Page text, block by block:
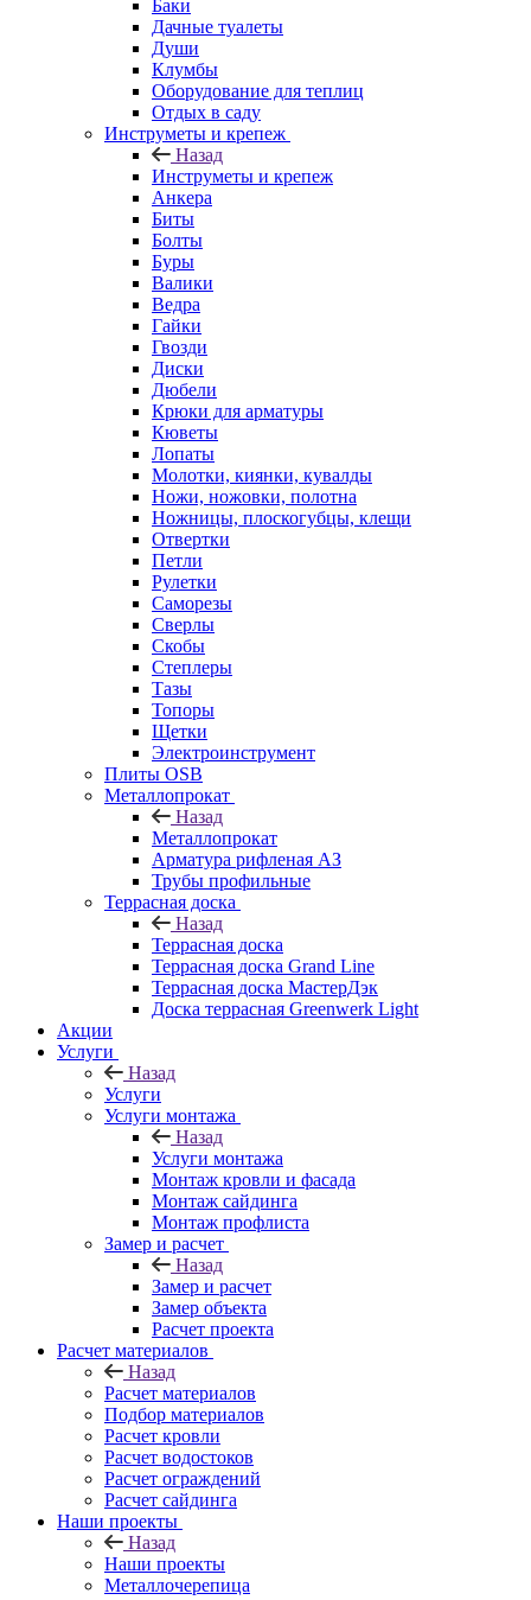
Баки
Дачные туалеты
Души
Клумбы
Оборудование для теплиц
Отдых в саду
Инструметы и крепеж
Назад
Инструметы и крепеж
Анкера
Биты
Болты
Буры
Валики
Ведра
Гайки
Гвозди
Диски
Дюбели
Крюки для арматуры
Кюветы
Лопаты
Молотки, киянки, кувалды
Ножи, ножовки, полотна
Ножницы, плоскогубцы, клещи
Отвертки
Петли
Рулетки
Саморезы
Сверлы
Скобы
Степлеры
Тазы
Топоры
Щетки
Электроинструмент
Плиты OSB
Металлопрокат
Назад
Металлопрокат
Арматура рифленая АЗ
Трубы профильные
Террасная доска
Назад
Террасная доска
Террасная доска Grand Line
Террасная доска МастерДэк
Доска террасная Greenwerk Light
Акции
Услуги
Назад
Услуги
Услуги монтажа
Назад
Услуги монтажа
Монтаж кровли и фасада
Монтаж сайдинга
Монтаж профлиста
Замер и расчет
Назад
Замер и расчет
Замер объекта
Расчет проекта
Расчет материалов
Назад
Расчет материалов
Подбор материалов
Расчет кровли
Расчет водостоков
Расчет ограждений
Расчет сайдинга
Наши проекты
Назад
Наши проекты
Металлочерепица